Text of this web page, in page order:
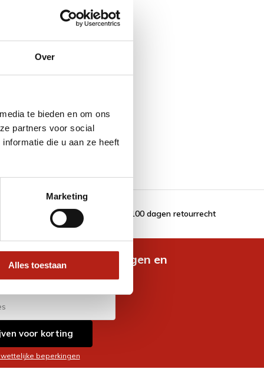
Over
te bieden en om ons
partners voor social
die u aan ze heeft
Marketing
Alles toestaan
100 dagen retourrecht
nieuwste aanbiedingen en
voor korting
beperkingen